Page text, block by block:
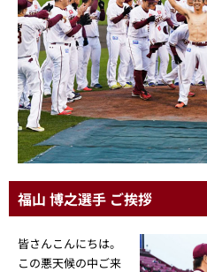
福山 博之選手 ご挨拶
皆さんこんにちは。
この悪天候の中ご来